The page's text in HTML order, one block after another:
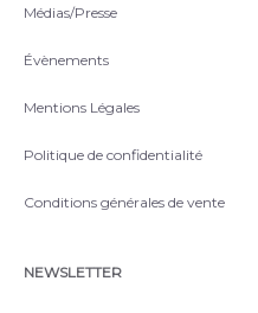
Médias/Presse
Évènements
Mentions Légales
Politique de confidentialité
Conditions générales de vente
NEWSLETTER